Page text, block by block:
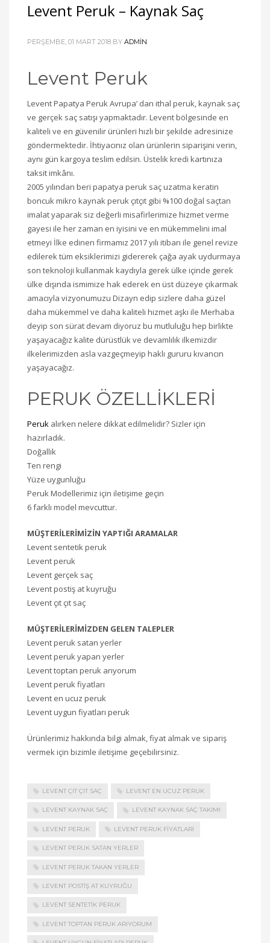
Levent Peruk – Kaynak Saç
PERŞEMBE, 01 MART 2018 BY ADMIN
Levent Peruk
Levent Papatya Peruk Avrupa’ dan ithal peruk, kaynak saç
ve gerçek saç satışı yapmaktadır. Levent bölgesinde en
kaliteli ve en güvenilir ürünleri hızlı bir şekilde adresinize
göndermektedir. İhtiyacınız olan ürünlerin siparişini verin,
aynı gün kargoya teslim edilsin. Üstelik kredi kartınıza
taksit imkânı.
2005 yılından beri papatya peruk saç uzatma keratin
boncuk mikro kaynak peruk çıtçıt gibi %100 doğal saçtan
imalat yaparak siz değerli misafirlerimize hizmet verme
gayesi ile her zaman en iyisini ve en mükemmelini imal
etmeyi İlke edinen firmamız 2017 yılı itibarı ile genel revize
edilerek tüm eksiklerimizi gidererek çağa ayak uydurmaya
son teknoloji kullanmak kaydıyla gerek ülke içinde gerek
ülke dışında ismimize hak ederek en üst düzeye çıkarmak
amacıyla vizyonumuzu Dizayn edip sizlere daha güzel
daha mükemmel ve daha kaliteli hizmet aşkı ile Merhaba
deyip son sürat devam diyoruz bu mutluluğu hep birlikte
yaşayacağız kalite dürüstlük ve devamlılık ilkemizdir
ilkelerimizden asla vazgeçmeyip haklı gururu kıvancın
yaşayacağız.
PERUK ÖZELLİKLERİ
Peruk alırken nelere dikkat edilmelidir? Sizler için
hazırladık.
Doğallık
Ten rengi
Yüze uygunluğu
Peruk Modellerimiz için iletişime geçin
6 farklı model mevcuttur.
MÜŞTERİLERİMİZİN YAPTIĞI ARAMALAR
Levent sentetik peruk
Levent peruk
Levent gerçek saç
Levent postiş at kuyruğu
Levent çıt çıt saç
MÜŞTERİLERİMİZDEN GELEN TALEPLER
Levent peruk satan yerler
Levent peruk yapan yerler
Levent toptan peruk arıyorum
Levent peruk fiyatları
Levent en ucuz peruk
Levent uygun fiyatları peruk
Ürünlerimiz hakkında bilgi almak, fiyat almak ve sipariş
vermek için bizimle iletişime geçebilirsiniz.
LEVENT ÇIT ÇIT SAÇ LEVENT EN UCUZ PERUK
LEVENT KAYNAK SAÇ LEVENT KAYNAK SAÇ TAKIMI
LEVENT PERUK LEVENT PERUK FIYATLARI
LEVENT PERUK SATAN YERLER
LEVENT PERUK TAKAN YERLER
LEVENT POSTIŞ AT KUYRUĞU
LEVENT SENTETIK PERUK
LEVENT TOPTAN PERUK ARIYORUM